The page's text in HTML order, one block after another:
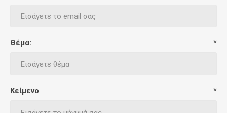
Θέμα: *
Κείμενο *